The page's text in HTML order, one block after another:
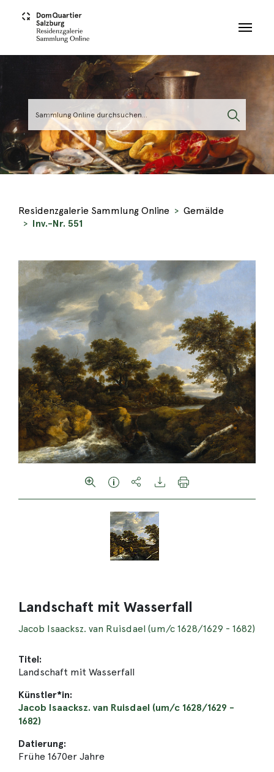
Residenzgalerie Sammlung Online
Gemälde
Inv.-Nr. 551
Landschaft mit Wasserfall
Jacob Isaacksz. van Ruisdael (um/c 1628/1629 - 1682)
Titel:
Landschaft mit Wasserfall
Künstler*in:
Jacob Isaacksz. van Ruisdael (um/c 1628/1629 -
1682)
Datierung:
Frühe 1670er Jahre